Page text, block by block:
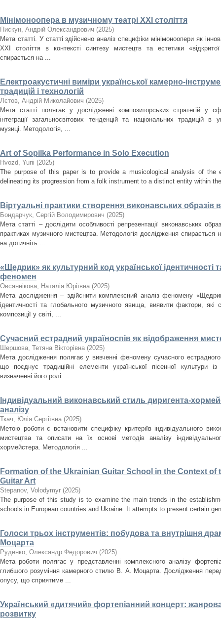
Мінімоноопера в музичному театрі ХХІ століття
Пискун, Андрій Олександрович (2025)
Мета статті. У статті здійснено аналіз специфіки мінімоноопери як
ХХІ століття в контексті синтезу мистецтв та естетики
спирається на ...
Електроакустичні виміри української камерно-
традицій і технологій
Лєтов, Андрій Миколайович (2025)
Мета статті полягає у дослідженні композиторських стратегій у
інтеграції загальносвітових тенденцій та національних традицій в
музиці. Методологія, ...
Art of Sopilka Performance in Solo Execution
Нvozd, Yurii (2025)
The purpose of this paper is to provide a musicological analysis of the
delineating its progression from a folk instrument to a distinct entity within
Віртуальні практики створення виконавських образів
Бондарчук, Сергій Володимирович (2025)
Мета статті – дослідити особливості репрезентації виконавських
практиках музичного мистецтва. Методологія дослідження спирається
на дотичніть ...
«Щедрик» як культурний код української ідентичності
феномен
Овсяннікова, Наталія Юріївна (2025)
Мета дослідження – здійснити комплексний аналіз феномену
ідентичності та глобального музичного явища, виявити фактори,
композиції у світі, ...
Сучасний естрадний україноспів як відображення
Шершова, Тетяна Вікторівна (2025)
Мета дослідження полягає у вивченні феномену сучасного
що поєднує традиційні елементи української пісенної культури
визначенні його ролі ...
Індивідуальний виконавський стиль диригента-
аналізу
Ткач, Юлія Сергіївна (2025)
Метою роботи є встановити специфіку критеріїв індивідуального
мистецтва та описати на їх основі методів аналізу
хормейстера. Методологія ...
Formation of the Ukrainian Guitar School in the Context of
Guitar Art
Stepanov, Volodymyr (2025)
The purpose of this study is to examine the main trends in the
schools in European countries and Ukraine. It attempts to present certain
Голоси трьох інструментів: побудова та внутрішня
Моцарта
Руденко, Олександр Федорович (2025)
Мета роботи полягає у представленні комплексного аналізу
глибшого розуміння камерного стилю В. А. Моцарта. Дослідження
опусу, що сприятиме ...
Український «дитячий» фортепіанний концерт:
розвитку